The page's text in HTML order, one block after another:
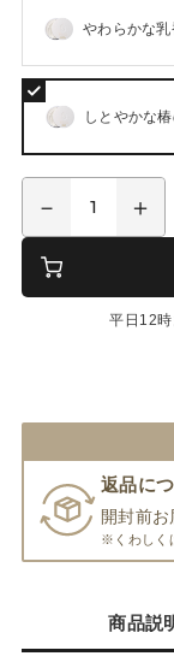
やわらかな乳
しとやかな椿
平日12
返品に
開封前
※くわしく
商品説